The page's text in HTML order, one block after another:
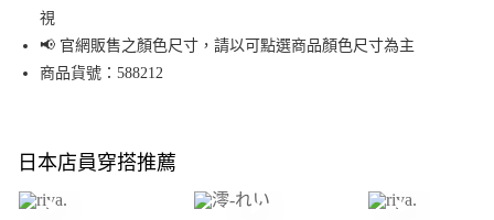
街口支付
悠遊付
全盈+PAY
大哥付你分期
視
📢 官網販售之顏色尺寸，請以可點選商品顏色尺寸為主
商品貨號：588212
日本店員穿搭推薦